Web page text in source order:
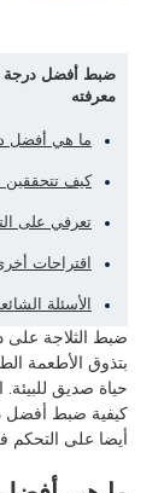
ضبط أفضل درجة
معرفته
ما هي أفضل
كيف تتحققين
تعرفي على
اقتراحات
الأسئلة
ضبط الثلاجة على
بتذوق الأطعمة
حياة صديق
كيفية ضبط أفضل
أيضا على